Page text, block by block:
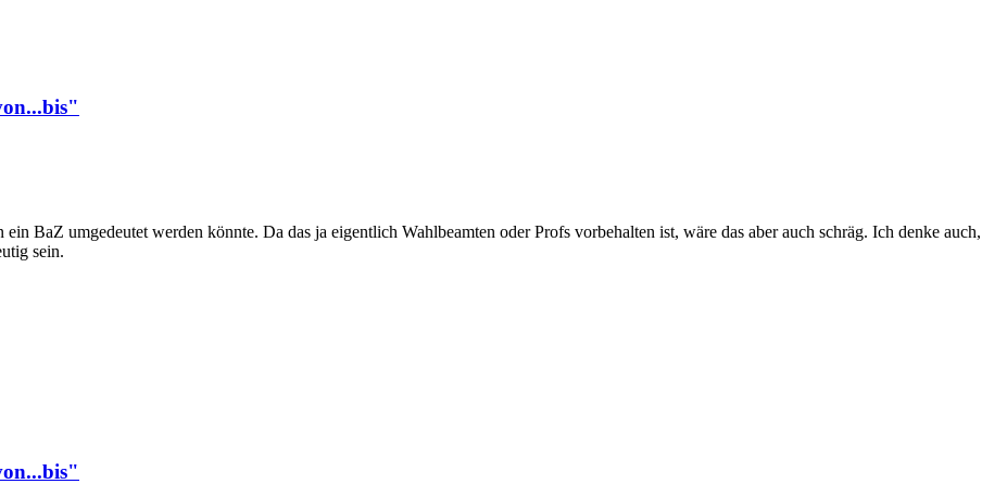
BaZ umgedeutet werden könnte. Da das ja eigentlich Wahlbeamten oder Profs vorbehalten ist, wäre das aber auch schräg. Ich denke auch,
sein.